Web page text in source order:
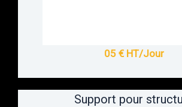
05 € HT/Jour
Support pour